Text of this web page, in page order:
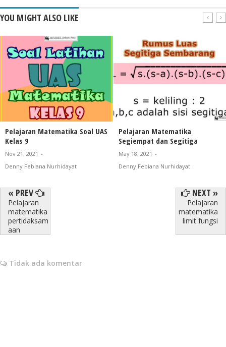
YOU MIGHT ALSO LIKE
Pelajaran Matematika Soal UAS
Kelas 9
Nov 21, 2021 -
Denny Febiana Nurhidayat
Pelajaran Matematika
Segiempat dan Segitiga
May 18, 2021 -
Denny Febiana Nurhidayat
« PREV
Pelajaran
matematika
pertidaksam
aan
NEXT »
Pelajaran
matematika
limit fungsi
Tidak ada komentar